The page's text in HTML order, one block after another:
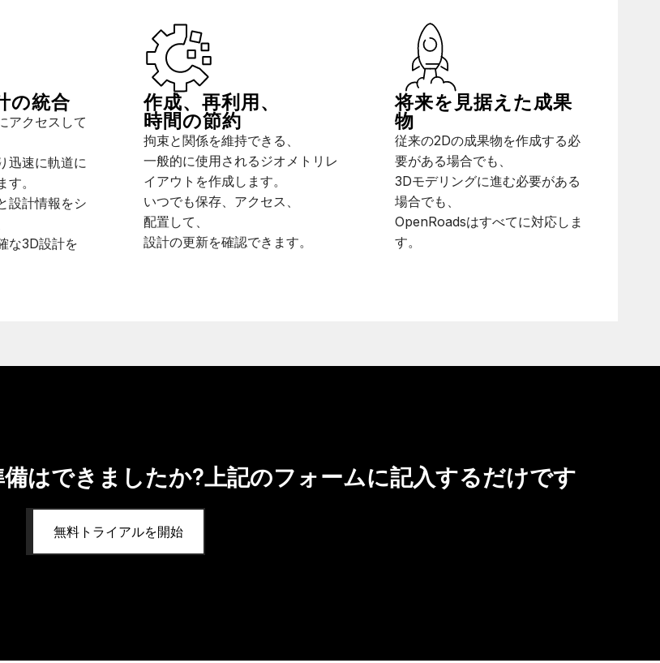
の統合
アクセスして
迅速に軌道に
。
設計情報をシ
な3D設計を
作成、再利用、
時間の節約
拘束と関係を維持できる、
一般的に使用されるジオメトリレ
イアウトを作成します。
いつでも保存、アクセス、
配置して、
設計の更新を確認できます。
将来を見据えた成果
物
従来の2Dの成果物を作成する必
要がある場合でも、
3Dモデリングに進む必要がある
場合でも、
OpenRoadsはすべてに対応しま
す。
はできましたか?上記のフォームに記入するだけです
無料トライアルを開始